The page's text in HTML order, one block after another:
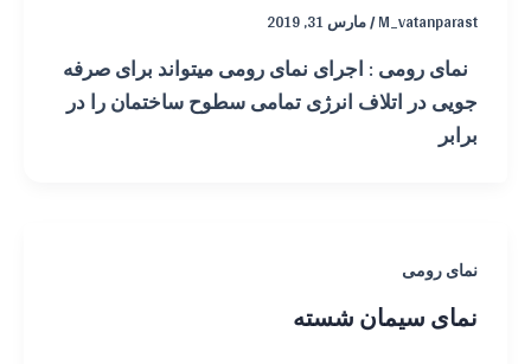
M_vatanparast
/مارس 31, 2019
نمای رومی : اجرای نمای رومی میتواند برای صرفه
جویی در اتلاف انرژی تمامی سطوح ساختمان را در
برابر
نمای رومی
نمای سیمان شسته